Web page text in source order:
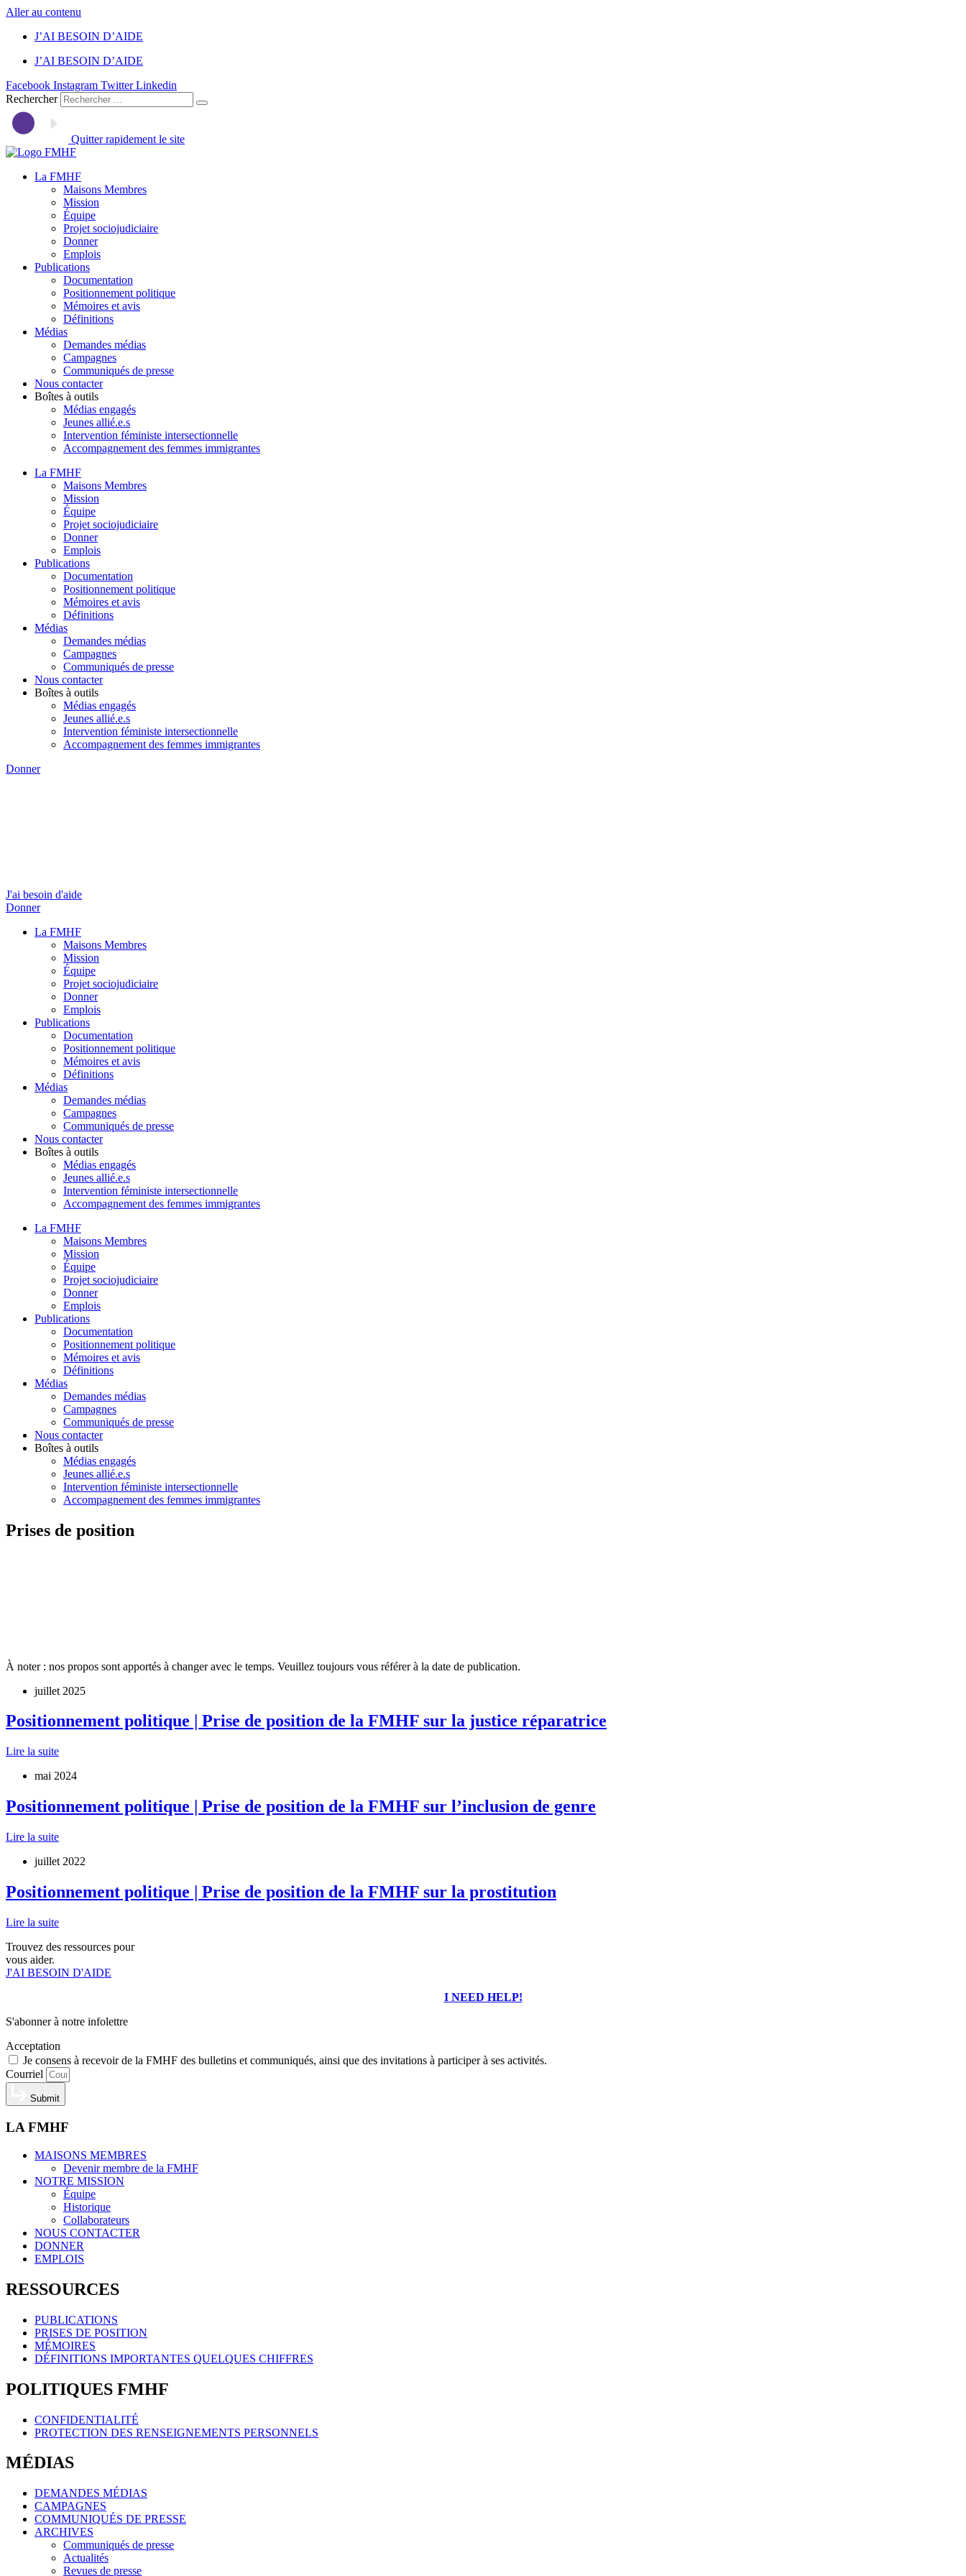
Aller au contenu
J’AI BESOIN D’AIDE
J’AI BESOIN D’AIDE
Facebook Instagram Twitter Linkedin
Rechercher
Quitter rapidement le site
La FMHF
Maisons Membres
Mission
Équipe
Projet sociojudiciaire
Donner
Emplois
Publications
Documentation
Positionnement politique
Mémoires et avis
Définitions
Médias
Demandes médias
Campagnes
Communiqués de presse
Nous contacter
Boîtes à outils
Médias engagés
Jeunes allié.e.s
Intervention féministe intersectionnelle
Accompagnement des femmes immigrantes
La FMHF
Maisons Membres
Mission
Équipe
Projet sociojudiciaire
Donner
Emplois
Publications
Documentation
Positionnement politique
Mémoires et avis
Définitions
Médias
Demandes médias
Campagnes
Communiqués de presse
Nous contacter
Boîtes à outils
Médias engagés
Jeunes allié.e.s
Intervention féministe intersectionnelle
Accompagnement des femmes immigrantes
Donner
J'ai besoin d'aide
Donner
La FMHF
Maisons Membres
Mission
Équipe
Projet sociojudiciaire
Donner
Emplois
Publications
Documentation
Positionnement politique
Mémoires et avis
Définitions
Médias
Demandes médias
Campagnes
Communiqués de presse
Nous contacter
Boîtes à outils
Médias engagés
Jeunes allié.e.s
Intervention féministe intersectionnelle
Accompagnement des femmes immigrantes
La FMHF
Maisons Membres
Mission
Équipe
Projet sociojudiciaire
Donner
Emplois
Publications
Documentation
Positionnement politique
Mémoires et avis
Définitions
Médias
Demandes médias
Campagnes
Communiqués de presse
Nous contacter
Boîtes à outils
Médias engagés
Jeunes allié.e.s
Intervention féministe intersectionnelle
Accompagnement des femmes immigrantes
Prises de position
À noter : nos propos sont apportés à changer avec le temps. Veuillez toujours vous référer à la date de publication.
juillet 2025
Positionnement politique | Prise de position de la FMHF sur la justice réparatrice
Lire la suite
mai 2024
Positionnement politique | Prise de position de la FMHF sur l’inclusion de genre
Lire la suite
juillet 2022
Positionnement politique | Prise de position de la FMHF sur la prostitution
Lire la suite
Trouvez des ressources pour
vous aider.
J'AI BESOIN D'AIDE
I NEED HELP!
S'abonner à notre infolettre
Acceptation
Je consens à recevoir de la FMHF des bulletins et communiqués, ainsi que des invitations à participer à ses activités.
Courriel
Submit
LA FMHF
MAISONS MEMBRES
Devenir membre de la FMHF
NOTRE MISSION
Équipe
Historique
Collaborateurs
NOUS CONTACTER
DONNER
EMPLOIS
RESSOURCES
PUBLICATIONS
PRISES DE POSITION
MÉMOIRES
DÉFINITIONS IMPORTANTES QUELQUES CHIFFRES
POLITIQUES FMHF
CONFIDENTIALITÉ
PROTECTION DES RENSEIGNEMENTS PERSONNELS
MÉDIAS
DEMANDES MÉDIAS
CAMPAGNES
COMMUNIQUÉS DE PRESSE
ARCHIVES
Communiqués de presse
Actualités
Revues de presse